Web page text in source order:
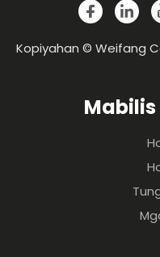
Kopiyahan © Weifang
Mabilis